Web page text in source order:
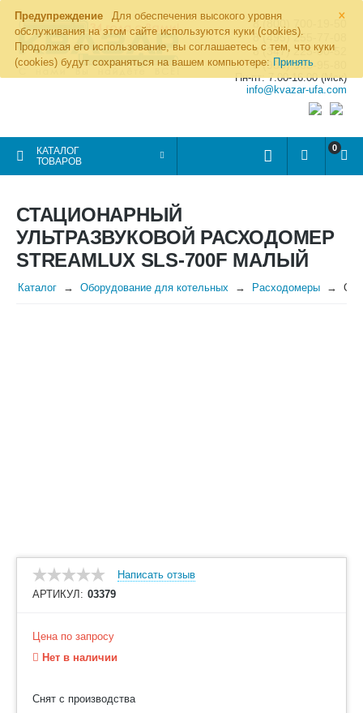
×
Предупреждение
Для обеспечения высокого уровня
обслуживания на этом сайте используются куки (cookies).
Продолжая его использование, вы соглашаетесь с тем, что куки
(cookies) будут сохраняться на вашем компьютере: Принять
8 (800) 700-19-50
8 (495) 255-77-08
8 (347) 225-00-52
8 (986) 963-95-80
Пн-пт: 7.00-16.00 (Мск)
info@kvazar-ufa.com
КАТАЛОГ
ТОВАРОВ
0
СТАЦИОНАРНЫЙ
УЛЬТРАЗВУКОВОЙ РАСХОДОМЕР
STREAMLUX SLS-700F МАЛЫЙ
Каталог Оборудование для котельных Расходомеры
Написать отзыв
АРТИКУЛ: 03379
Цена по запросу
Нет в наличии
Снят с производства